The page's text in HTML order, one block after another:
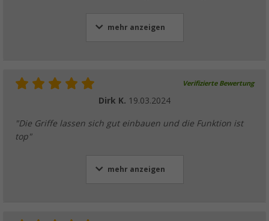
mehr anzeigen
Verifizierte Bewertung
Dirk K. 19.03.2024
"Die Griffe lassen sich gut einbauen und die Funktion ist
top"
mehr anzeigen